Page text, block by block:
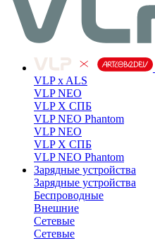
VLP x ALS
VLP NEO
VLP X СПБ
VLP NEO Phantom
VLP NEO
VLP X СПБ
VLP NEO Phantom
Зарядные устройства
Зарядные устройства
Беспроводные
Внешние
Сетевые
Сетевые